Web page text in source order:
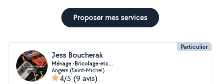
Proposer mes services
Particulier
Jess Boucherak
Ménage -Bricolage-etc...
Angers (Saint-Michel)
4/5 (9 avis)